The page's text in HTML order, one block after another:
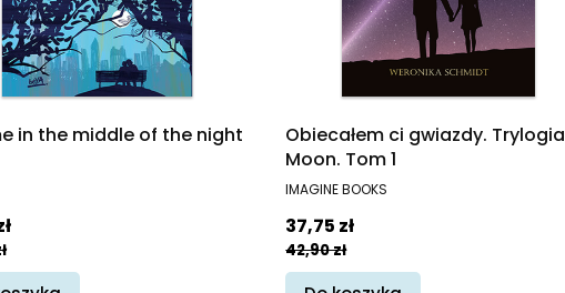
in the middle of the night
Obiecałem ci gwiazdy. Trylogia
Moon. Tom 1
PRODUCENT
IMAGINE BOOKS
Cena promocyjna
37,75 zł
42,90 zł